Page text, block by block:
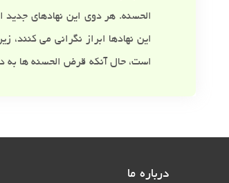
الحسنه. هر دوی این نهادهای
این نهادها ابراز نگرانی می
است، حال آنکه قرض الحسنه ها به
درباره ما